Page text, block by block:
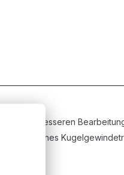
einer besseren
Seite eines